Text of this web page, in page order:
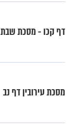
דף קכו - מסכת שבת
מסכת עירובין דף נב